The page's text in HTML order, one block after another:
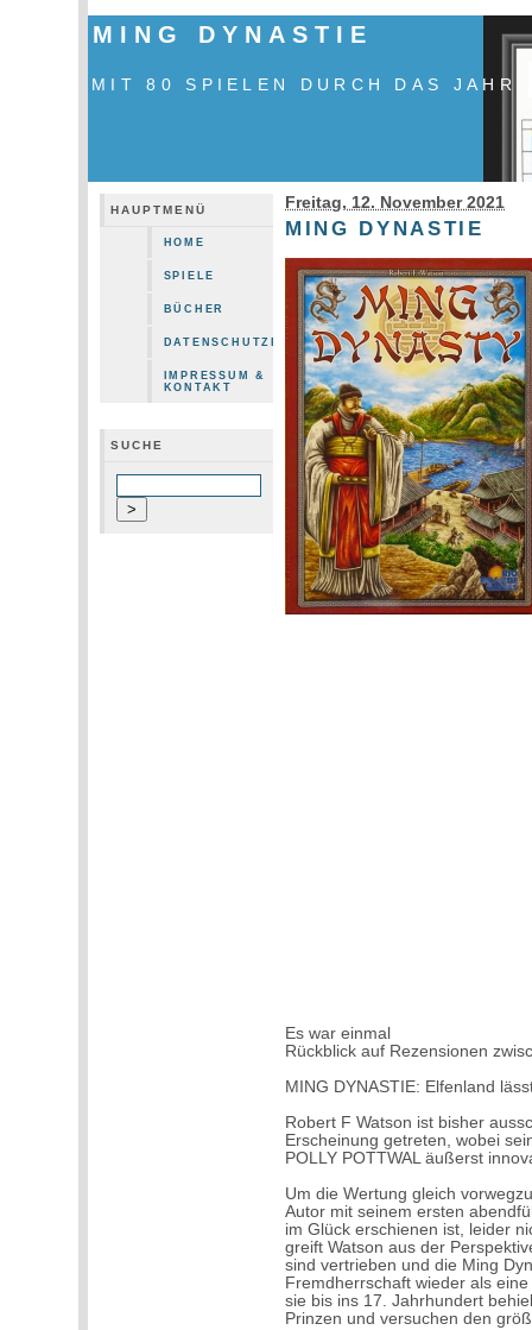
MING DYNASTIE
MIT 80 SPIELEN DURCH DAS JAHR
HAUPTMENÜ
HOME
SPIELE
BÜCHER
DATENSCHUTZERKLÄRUNG
IMPRESSUM &
KONTAKT
SUCHE
Freitag, 12. November 2021
MING DYNASTIE
Es war einmal
Rückblick auf Rezensionen
MING DYNASTIE: Elfenland
Robert F Watson ist bisher
Erscheinung getreten, wobei
POLLY POTTWAL äußerst
Um die Wertung gleich
Autor mit seinem ersten
im Glück erschienen ist, leider
greift Watson aus der
sind vertrieben und die Ming
Fremdherrschaft wieder als
sie bis ins 17. Jahrhundert
Prinzen und versuchen den